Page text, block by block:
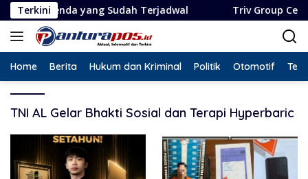
Langsung
ke
konten
Terkiniyang Sudah Terjadwal Triv Group Cetak Rekor
Home Berita Hukum dan Kriminal Politik Otomotif
TNI AL Gelar Bhakti Sosial dan Terapi Hyperbaric